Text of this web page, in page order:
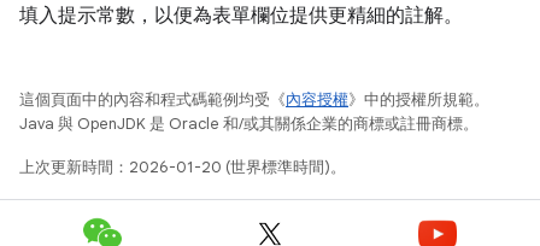
填入提示常數，以便為表單欄位提供更精細的註解。
這個頁面中的內容和程式碼範例均受《內容授權》中的授權所規範。
Java 與 OpenJDK 是 Oracle 和/或其關係企業的商標或註冊商標。
上次更新時間：2026-01-20 (世界標準時間)。